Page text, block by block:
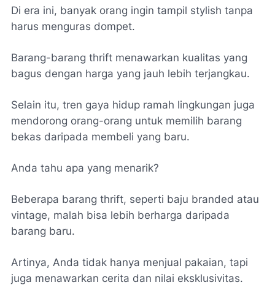
Di era ini, banyak orang ingin tampil stylish tanpa
harus menguras dompet.
Barang-barang thrift menawarkan kualitas yang
bagus dengan harga yang jauh lebih terjangkau.
Selain itu, tren gaya hidup ramah lingkungan juga
mendorong orang-orang untuk memilih barang
bekas daripada membeli yang baru.
Anda tahu apa yang menarik?
Beberapa barang thrift, seperti baju branded atau
vintage, malah bisa lebih berharga daripada
barang baru.
Artinya, Anda tidak hanya menjual pakaian, tapi
juga menawarkan cerita dan nilai eksklusivitas.